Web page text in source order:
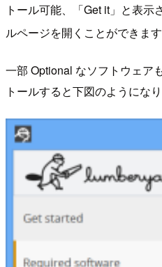
トール可能、「Get it」と表
ルページを開くことができます
一部 Optional なソフトウェア
トールすると下図のようになり